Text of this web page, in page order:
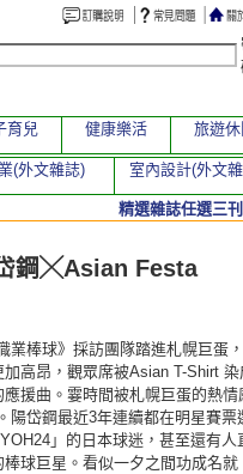
鋼╳Asian Festa
業棒球》採訪團隊踏進札幌巨蛋
高昂，觀眾席被Asian T-Shirt
援曲。霎時間被札幌巨蛋的熱
陽岱鋼最近3年連續都在明星賽
」的日本球迷，甚至還有
球巨星。看似一夕之間功成名
育兒 健康樂活 旅遊休
(外文雜誌) 室內設計(外文
精選雜誌任選三